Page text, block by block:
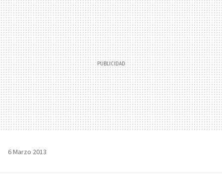
MAIL
6 Marzo 2013